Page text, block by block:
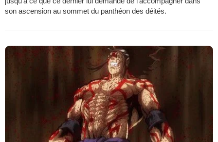
son ascension au sommet du panthéon des déités.